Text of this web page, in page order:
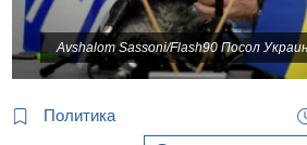
Avshalom Sassoni‎‏/Flash90
Политика